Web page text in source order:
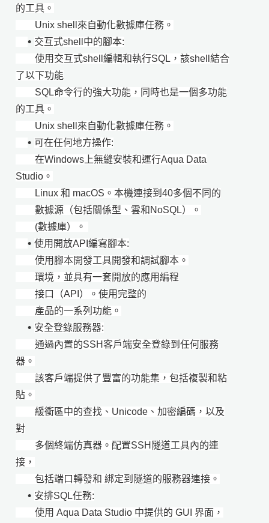
的工具。
Unix shell來自動化數據庫任務。
• 交互式shell中的腳本:
使用交互式shell編輯和執行SQL，該shell結合
了以下功能
SQL命令行的強大功能，同時也是一個多功能
的工具。
Unix shell來自動化數據庫任務。
• 可在任何地方操作:
在Windows上無縫安裝和運行Aqua Data
Studio。
Linux 和 macOS。本機連接到40多個不同的
數據源（包括關係型、雲和NoSQL）。
(數據庫）。
•使用開放API編寫腳本:
使用腳本開發工具開發和調試腳本。
環境，並具有一套開放的應用編程
接口（API）。使用完整的
產品的一系列功能。
• 安全登錄服務器:
通過內置的SSH客戶端安全登錄到任何服務
器。
該客戶端提供了豐富的功能集，包括複製和粘
貼。
緩衝區中的查找、Unicode、加密編碼，以及
對
多個終端仿真器。配置SSH隧道工具內的連
接，
包括端口轉發和 綁定到隧道的服務器連接。
• 安排SQL任務:
使用 Aqua Data Studio 中提供的 GUI 界面，